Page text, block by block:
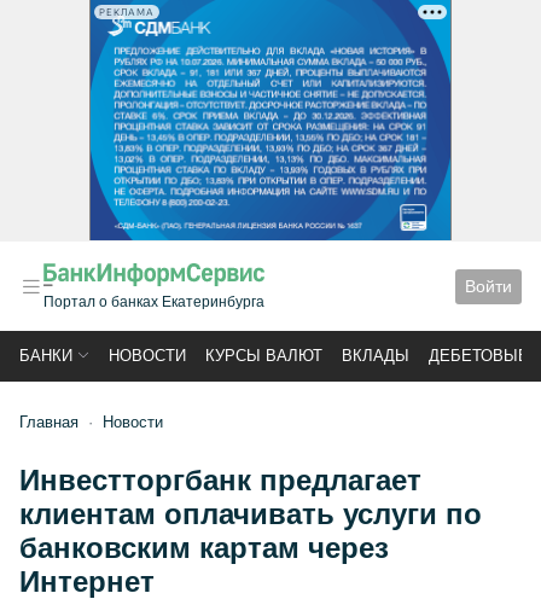
РЕКЛАМА
Портал о банках Екатеринбурга
Войти
БАНКИ НОВОСТИ КУРСЫ ВАЛЮТ ВКЛАДЫ ДЕБЕТОВЫЕ
Главная Новости
Инвестторгбанк предлагает
клиентам оплачивать услуги по
банковским картам через
Интернет